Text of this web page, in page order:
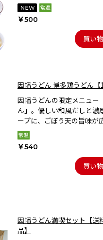
￥500
買い
因幡うどん 博多鶏うどん【1
因幡うどんの限定メニュー
ん」。優しい和風だしと濃
ープに、ごぼう天の旨味が
￥540
買い
因幡うどん満喫セット【送
品】